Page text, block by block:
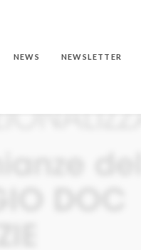
NEWS NEWSLETTER